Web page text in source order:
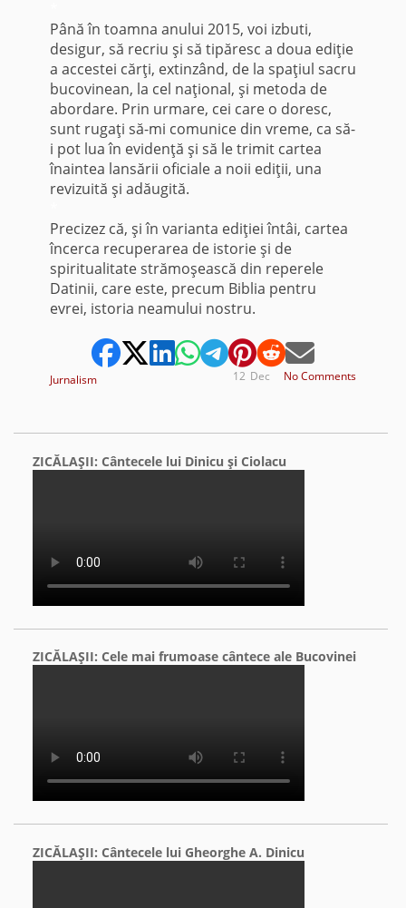
Până în toamna anului 2015, voi izbuti,
desigur, să recriu şi să tipăresc a doua ediţie
a accestei cărţi, extinzând, de la spaţiul sacru
bucovinean, la cel naţional, şi metoda de
abordare. Prin urmare, cei care o doresc,
sunt rugaţi să-mi comunice din vreme, ca să-
i pot lua în evidenţă şi să le trimit cartea
înaintea lansării oficiale a noii ediţii, una
revizuită şi adăugită.
Precizez că, şi în varianta ediţiei întâi, cartea
încerca recuperarea de istorie şi de
spiritualitate strămoşească din reperele
Datinii, care este, precum Biblia pentru
evrei, istoria neamului nostru.
Jurnalism No Comments
Dec
12
ZICĂLAŞII: Cântecele lui Dinicu şi Ciolacu
ZICĂLAŞII: Cele mai frumoase cântece ale Bucovinei
ZICĂLAŞII: Cântecele lui Gheorghe A. Dinicu